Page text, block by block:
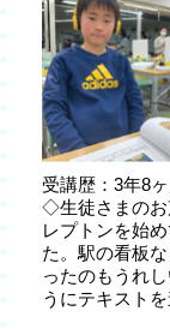
受講歴：3年8
◇生徒さまのお
レプトンを始
た。駅の看板
ったのもうれ
うにテキストを